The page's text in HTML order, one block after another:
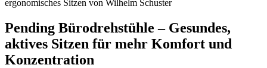
Pending Bürodrehstühle – Gesundes,
aktives Sitzen für mehr Komfort und
Konzentration